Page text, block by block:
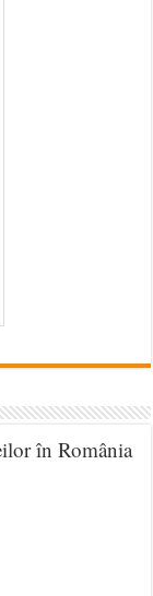
în România